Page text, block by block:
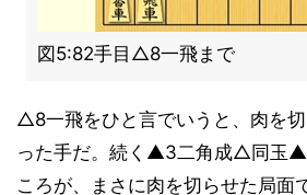
図5:82手目△8一飛まで
△8一飛をひと言でいうと、肉を
った手だ。続く▲3二角成△同玉
ころが、まさに肉を切らせた局面